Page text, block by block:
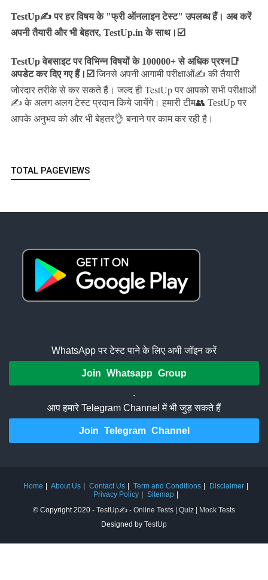
TestUp✍️ पर हर विषय के "फ्री ऑनलाइन टेस्ट" उपलब्ध हैं। अब करें
अपनी तैयारी और भी बेहतर, TestUp.in के साथ।☑️
TestUp वेबसाइट पर विभिन्न विषयों के 100000+ से अधिक प्रश्न📑
अपडेट कर दिए गए हैं। ☑️ जिनसे अपनी आगामी परीक्षाओं✍️ की तैयारी
जोरदार तरीके से कर सकते हैं।जल्द ही TestUp पर आपको सभी परीक्षाओं
✍️ के अलग अलग टेस्ट प्रदान किये जायेंगे। हमारी टीम👥 TestUp पर
आपके अनुभव को और भी बेहतर👌 बनाने पर काम कर रही है।
TOTAL PAGEVIEWS
WhatsApp पर टेस्ट पाने के लिए अभी जॉइन करें
Join Whatsapp Group
.
आप हमारे Telegram Channel में भी जुड़ सकते हैं
Join Telegram Channel
Home About Us Contact Us Term and Conditions
Disclaimer
Privacy Policy
Sitemap
© Copyright 2020 - TestUp✍️ - Online Tests | Quiz | Mock Tests
Designed by TestUp